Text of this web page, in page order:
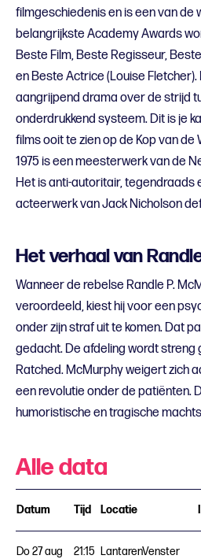
filmgeschiedenis en is een van de
belangrijkste Academy Awards
Beste Film, Beste Regisseur,
en Beste Actrice (Louise
aangrijpend drama over de strijd
onderdrukkend systeem. Dit is je
films ooit te zien op de Kop van de
1975 is een meesterwerk van de
Het is anti-autoritair, tegendraads
acteerwerk van Jack Nicholson
Het verhaal van
Wanneer de rebelse Randle P.
veroordeeld, kiest hij voor een
onder zijn straf uit te komen. Dat
gedacht. De afdeling wordt streng
Ratched. McMurphy weigert zich
een revolutie onder de patiënten.
humoristische en tragische
Alle data
Datum Tijd Locatie
Do 27 aug 21:15 LantarenVenster